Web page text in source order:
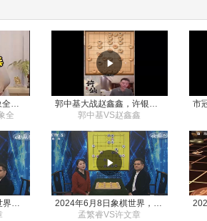
全
郭中基VS赵鑫鑫
2024年9月28日象棋世界栏目，刘君、蒋川讲解了第九届杨官璘杯象棋公开赛孟繁睿与许文章的对局
2024年6月8日象棋世界，刘君、蒋川讲解了第九届杨官璘杯全国象棋公开赛孟繁睿与许文章的对局
孟繁睿VS许文章